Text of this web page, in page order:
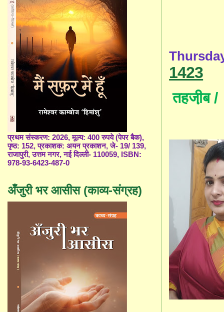
1423
तहजी़ब
प्रथम संस्करण: 2026, मूल्य: 400 रुपये (पेपर बैक),
पृष्ठ: 152, प्रकाशक: अयन प्रकाशन, जे- 19/ 139,
राजापुरी, उत्तम नगर, नई दिल्ली- 110059, ISBN:
978-93-6423-487-0
अँजुरी भर आसीस (काव्य-संग्रह)